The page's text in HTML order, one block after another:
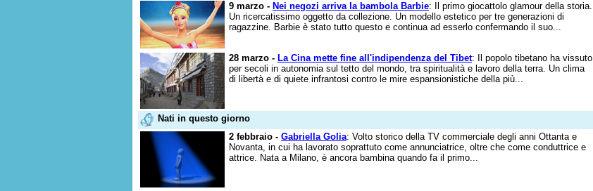
9 marzo - Nei negozi arriva la bambola Barbie: Il primo giocattolo glamour della storia.
Un ricercatissimo oggetto da collezione. Un modello estetico per tre generazioni di
ragazzine. Barbie è stato tutto questo e continua ad esserlo confermando il suo...
28 marzo - La Cina mette fine all'indipendenza del Tibet: Il popolo tibetano ha vissuto
per secoli in autonomia sul tetto del mondo, tra spiritualità e lavoro della terra. Un clima
di libertà e di quiete infrantosi contro le mire espansionistiche della più...
Nati in questo giorno
2 febbraio - Gabriella Golia: Volto storico della TV commerciale degli anni Ottanta e
Novanta, in cui ha lavorato soprattuto come annunciatrice, oltre che come conduttrice e
attrice. Nata a Milano, è ancora bambina quando fa il primo...